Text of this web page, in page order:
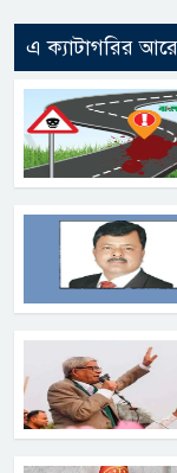
এ ক্যাটাগরির